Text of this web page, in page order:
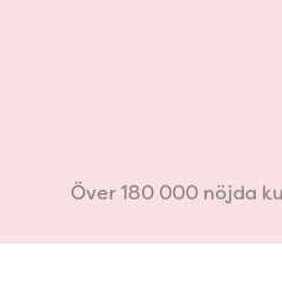
Över 180 000 nöjda